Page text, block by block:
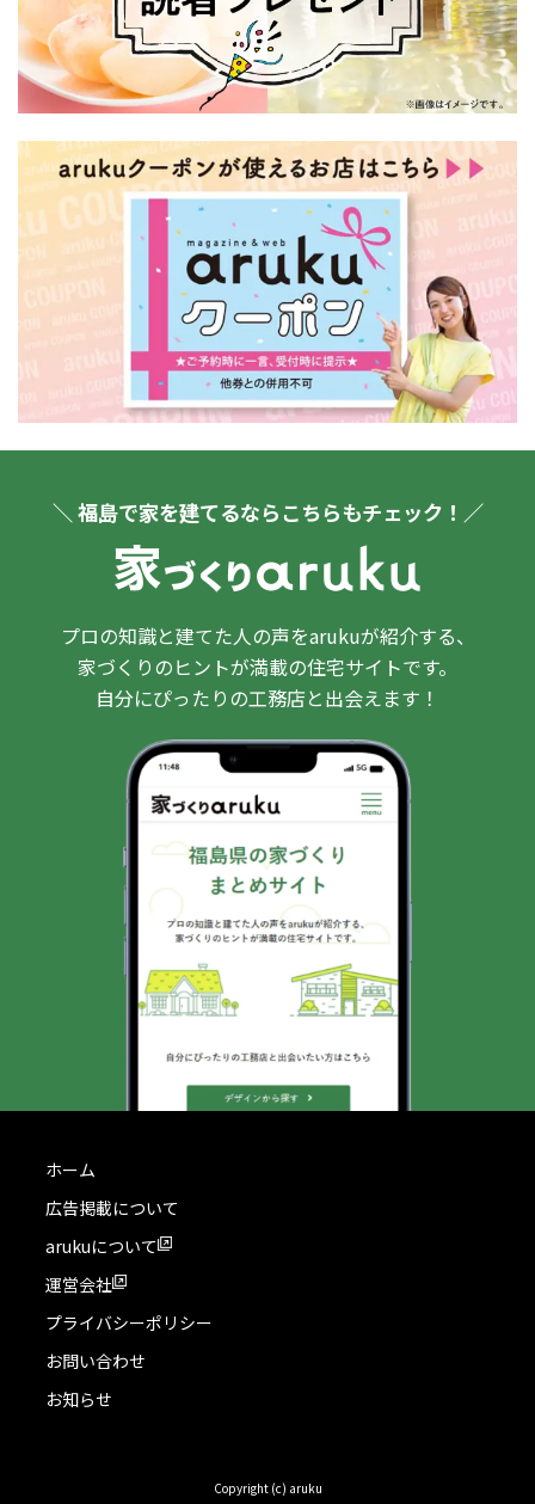
＼ 福島で家を建てるならこちらもチェック！／
プロの知識と建てた人の声をarukuが紹介する、
家づくりのヒントが満載の住宅サイトです。
自分にぴったりの工務店と出会えます！
ホーム
広告掲載について
arukuについて
運営会社
プライバシーポリシー
お問い合わせ
お知らせ
Copyright (c) aruku